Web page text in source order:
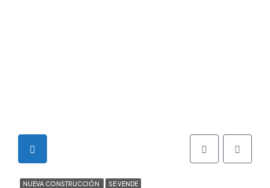
NUEVA CONSTRUCCIÓN SE VENDE